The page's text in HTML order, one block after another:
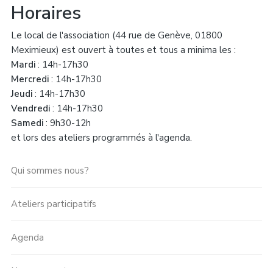
Horaires
Le local de l'association (44 rue de Genève, 01800
Meximieux) est ouvert à toutes et tous a minima les :
Mardi: 14h-17h30
Mercredi: 14h-17h30
Jeudi: 14h-17h30
Vendredi: 14h-17h30
Samedi: 9h30-12h
et lors des ateliers programmés à l'agenda.
Qui sommes nous?
Ateliers participatifs
Agenda